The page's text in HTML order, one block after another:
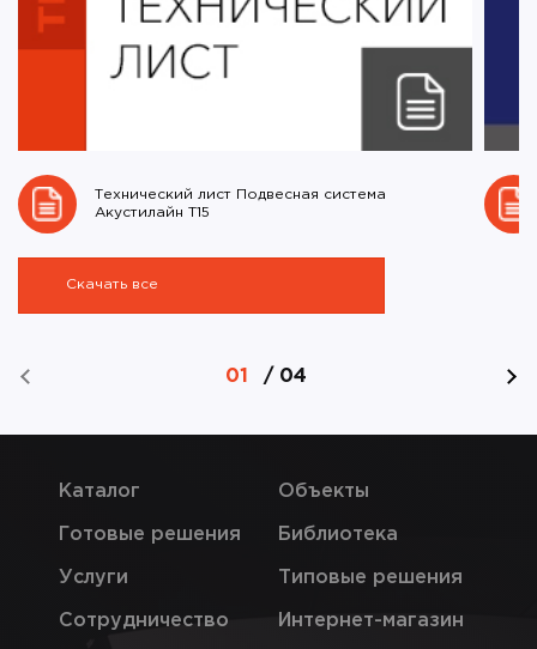
Технический лист Подвесная система
Акустилайн Т15
Скачать все
01 / 04
Каталог
Готовые решения
Услуги
Сотрудничество
Объекты
Библиотека
Типовые решения
Интернет-магазин